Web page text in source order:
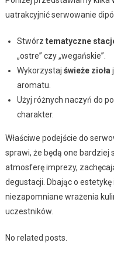
uatrakcyjnić serwowanie
Stwórz tematyczne
„ostre” czy „wegańskie”.
Wykorzystaj świeże zioła
aromatu.
Użyj różnych naczyń do
charakter.
Właściwe podejście do
sprawi, że będą one
atmosferę imprezy,
degustacji. Dbając o
niezapomniane wrażenia
uczestników.
No related posts.